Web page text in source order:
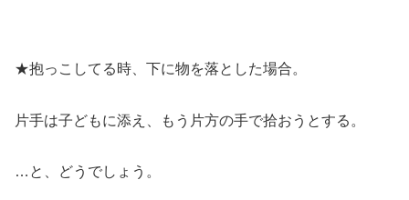
★抱っこしてる時、下に物を落とした場合。
片手は子どもに添え、もう片方の手で拾おうとする。
…と、どうでしょう。